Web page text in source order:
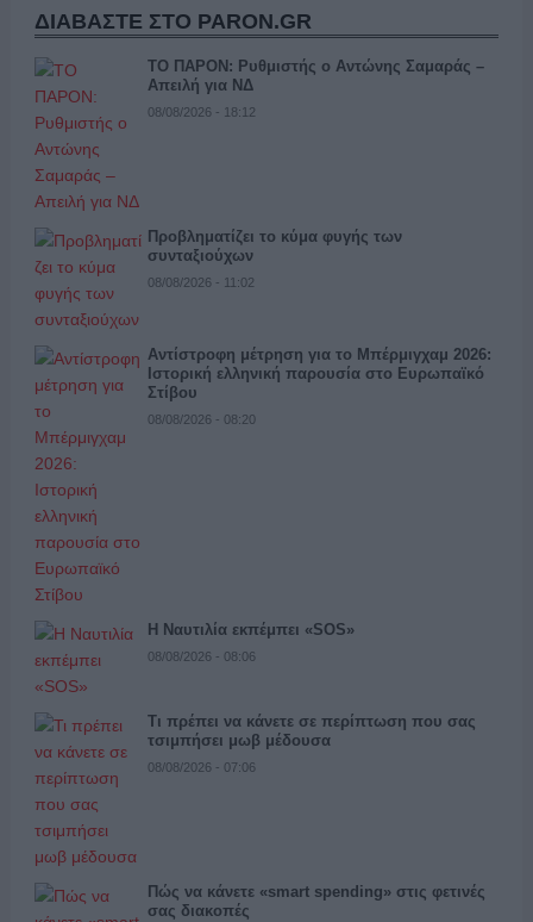
ΔΙΑΒΑΣΤΕ ΣΤΟ PARON.GR
ΤΟ ΠΑΡΟΝ: Ρυθμιστής ο Αντώνης Σαμαράς –
Απειλή για ΝΔ
08/08/2026 - 18:12
Προβληματίζει το κύμα φυγής των
συνταξιούχων
08/08/2026 - 11:02
Αντίστροφη μέτρηση για το Μπέρμιγχαμ 2026:
Ιστορική ελληνική παρουσία στο Ευρωπαϊκό
Στίβου
08/08/2026 - 08:20
Η Ναυτιλία εκπέμπει «SOS»
08/08/2026 - 08:06
Τι πρέπει να κάνετε σε περίπτωση που σας
τσιμπήσει μωβ μέδουσα
08/08/2026 - 07:06
Πώς να κάνετε «smart spending» στις φετινές
σας διακοπές